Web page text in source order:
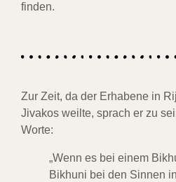
finden.
Zur Zeit, da der Erhabene in
Jivakos weilte, sprach er zu
Worte:
„Wenn es bei einem
Bikhuni bei den Sinnen